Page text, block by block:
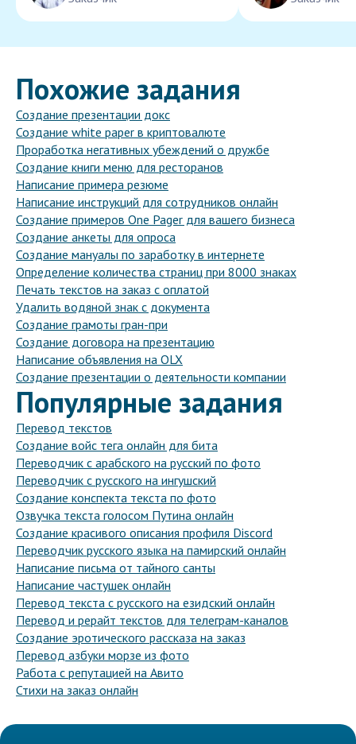
Похожие задания
Создание презентации докс
Создание white paper в криптовалюте
Проработка негативных убеждений о дружбе
Создание книги меню для ресторанов
Написание примера резюме
Написание инструкций для сотрудников онлайн
Создание примеров One Pager для вашего бизнеса
Создание анкеты для опроса
Создание мануалы по заработку в интернете
Определение количества страниц при 8000 знаках
Печать текстов на заказ с оплатой
Удалить водяной знак с документа
Создание грамоты гран-при
Создание договора на презентацию
Написание объявления на OLX
Создание презентации о деятельности компании
Популярные задания
Перевод текстов
Создание войс тега онлайн для бита
Переводчик с арабского на русский по фото
Переводчик с русского на ингушский
Создание конспекта текста по фото
Озвучка текста голосом Путина онлайн
Создание красивого описания профиля Discord
Переводчик русского языка на памирский онлайн
Написание письма от тайного санты
Написание частушек онлайн
Перевод текста с русского на езидский онлайн
Перевод и рерайт текстов для телеграм-каналов
Создание эротического рассказа на заказ
Перевод азбуки морзе из фото
Работа с репутацией на Авито
Стихи на заказ онлайн